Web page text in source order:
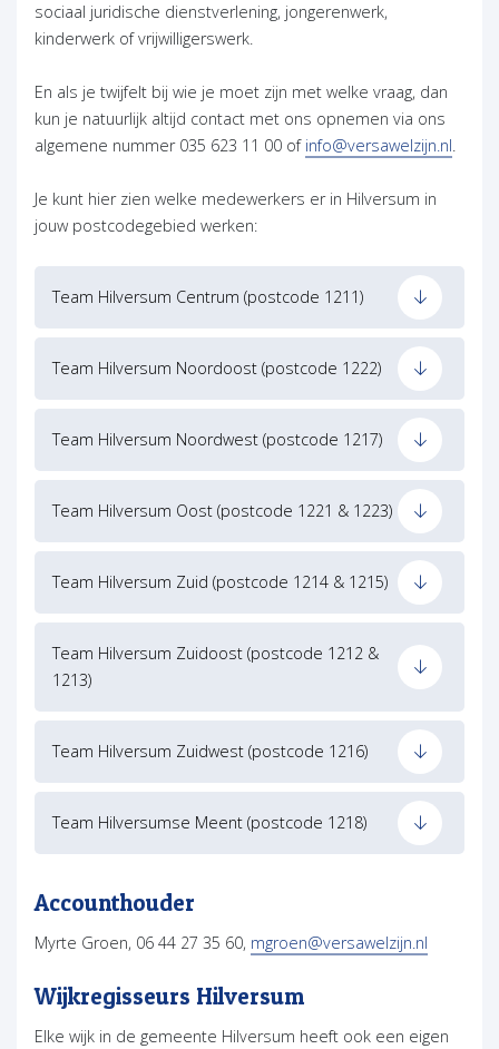
sociaal juridische dienstverlening, jongerenwerk,
kinderwerk of vrijwilligerswerk.
En als je twijfelt bij wie je moet zijn met welke vraag, dan
kun je natuurlijk altijd contact met ons opnemen via ons
algemene nummer 035 623 11 00 of info@versawelzijn.nl.
Je kunt hier zien welke medewerkers er in Hilversum in
jouw postcodegebied werken:
Team Hilversum Centrum (postcode 1211)
Team Hilversum Noordoost (postcode 1222)
Team Hilversum Noordwest (postcode 1217)
Team Hilversum Oost (postcode 1221 & 1223)
Team Hilversum Zuid (postcode 1214 & 1215)
Team Hilversum Zuidoost (postcode 1212 &
1213)
Team Hilversum Zuidwest (postcode 1216)
Team Hilversumse Meent (postcode 1218)
Accounthouder
Myrte Groen, 06 44 27 35 60, mgroen@versawelzijn.nl
Wijkregisseurs Hilversum
Elke wijk in de gemeente Hilversum heeft ook een eigen